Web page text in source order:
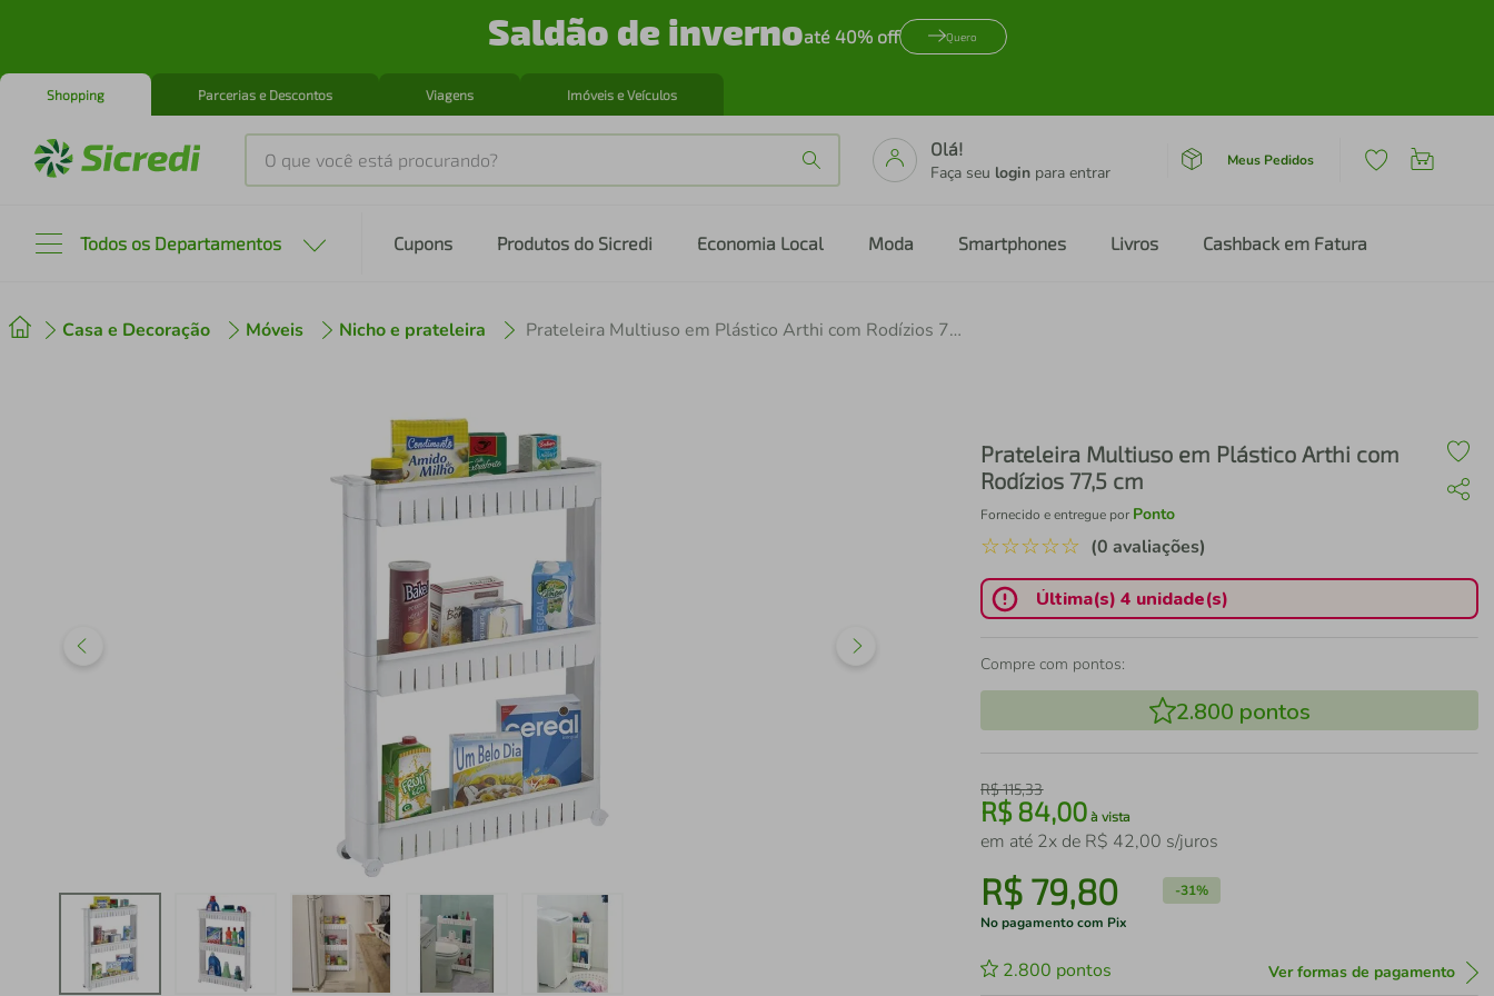
Saldão de invernoaté 40% off Quero
Shopping Parcerias e Descontos Viagens Imóveis e Veículos
O que você está procurando?
Olá!
Faça seu login para entrar
Meus Pedidos
Todos os Departamentos Cupons Produtos do Sicredi Economia Local Moda Smartphones Livros Cashback em Fatura
Casa e Decoração Móveis Nicho e prateleira Prateleira Multiuso em Plástico Arthi com Rodízios 77,5 cm
Prateleira Multiuso em Plástico Arthi com
Rodízios 77,5 cm
Fornecido e entregue por Ponto
☆☆☆☆☆ (0 avaliações)
Última(s) 4 unidade(s)
Compre com pontos:
2.800 pontos
R$115,33
R$84,00 à vista
em até 2x de R$ 42,00 s/juros
R$ 79,80 -31%
No pagamento com Pix
2.800 pontos Ver formas de pagamento
º cafeteira